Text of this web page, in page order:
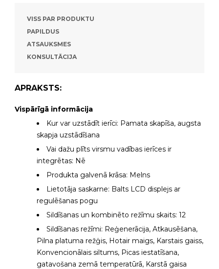
VISS PAR PRODUKTU
PAPILDUS
ATSAUKSMES
KONSULTĀCIJA
APRAKSTS:
Vispārīgā informācija
Kur var uzstādīt ierīci: Pamata skapīša, augsta
skapja uzstādīšana
Vai dažu plīts virsmu vadības ierīces ir
integrētas: Nē
Produkta galvenā krāsa: Melns
Lietotāja saskarne: Balts LCD displejs ar
regulēšanas pogu
Sildīšanas un kombinēto režīmu skaits: 12
Sildīšanas režīmi: Reģenerācija, Atkausēšana,
Pilna platuma režģis, Hotair maigs, Karstais gaiss,
Konvencionālais siltums, Picas iestatīšana,
gatavošana zemā temperatūrā, Karstā gaisa